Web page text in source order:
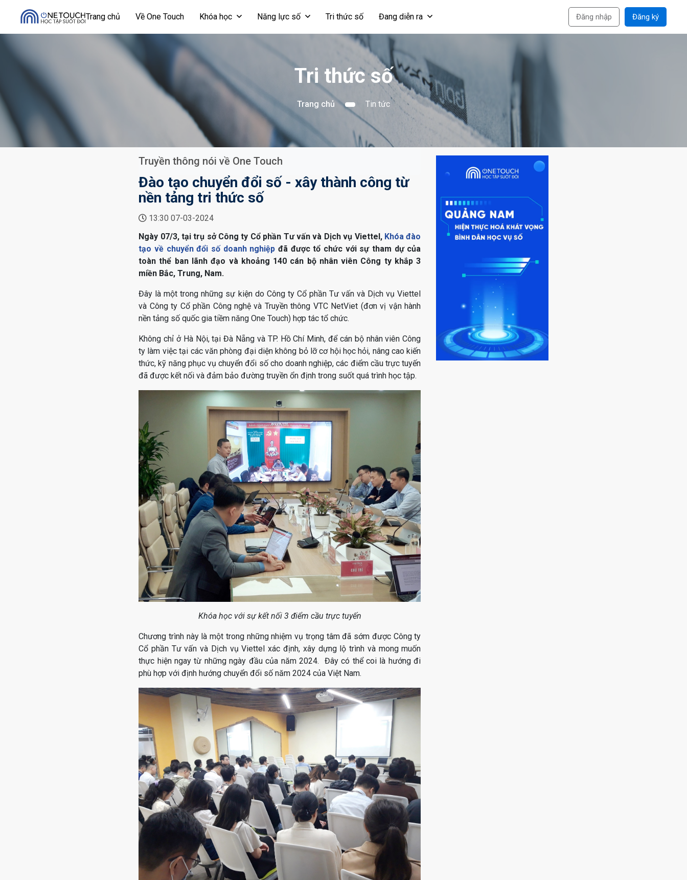
Trang chủ Về One Touch Khóa học Năng lực số Tri thức số Đang diễn ra Đăng nhập Đăng ký
Tri thức số
Trang chủ Tin tức
Truyền thông nói về One Touch
Đào tạo chuyển đổi số - xây thành công từ
nền tảng tri thức số
13:30 07-03-2024
Ngày 07/3, tại trụ sở Công ty Cổ phần Tư vấn và Dịch vụ Viettel, Khóa đào
tạo về chuyển đổi số doanh nghiệp đã được tổ chức với sự tham dự của
toàn thể ban lãnh đạo và khoảng 140 cán bộ nhân viên Công ty khắp 3
miền Bắc, Trung, Nam.
Đây là một trong những sự kiện do Công ty Cổ phần Tư vấn và Dịch vụ Viettel
và Công ty Cổ phần Công nghệ và Truyền thông VTC NetViet (đơn vị vận hành
nền tảng số quốc gia tiềm năng One Touch) hợp tác tổ chức.
Không chỉ ở Hà Nội, tại Đà Nẵng và TP. Hồ Chí Minh, để cán bộ nhân viên Công
ty làm việc tại các văn phòng đại diện không bỏ lỡ cơ hội học hỏi, nâng cao kiến
thức, kỹ năng phục vụ chuyển đổi số cho doanh nghiệp, các điểm cầu trực tuyến
đã được kết nối và đảm bảo đường truyền ổn định trong suốt quá trình học tập.
Khóa học với sự kết nối 3 điểm cầu trực tuyến
Chương trình này là một trong những nhiệm vụ trọng tâm đã sớm được Công ty
Cổ phần Tư vấn và Dịch vụ Viettel xác định, xây dựng lộ trình và mong muốn
thực hiện ngay từ những ngày đầu của năm 2024. Đây có thể coi là hướng đi
phù hợp với định hướng chuyển đổi số năm 2024 của Việt Nam.